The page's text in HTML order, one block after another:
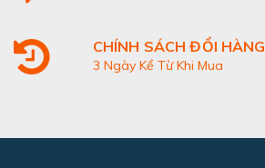
CHÍNH SÁCH ĐỔI HÀNG
3 Ngày Kể Từ Khi Mua